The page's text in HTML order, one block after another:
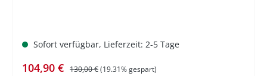
Sofort verfügbar, Lieferzeit: 2-5 Tage
Verkaufspreis:
104,90 € Regulärer Preis:
130,00 €(19.31% gespart)